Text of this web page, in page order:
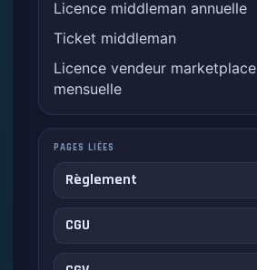
Licence middleman annuelle
Ticket middleman
Licence vendeur marketplace
mensuelle
PAGES LIÉES
Règlement
CGU